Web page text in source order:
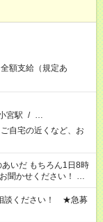
額支給（規定あ
宮駅 / …
自宅の近くなど、お
いだ もちろん1日8時
聞かせください！ ★
くご相談ください。
談ください！ ★急募